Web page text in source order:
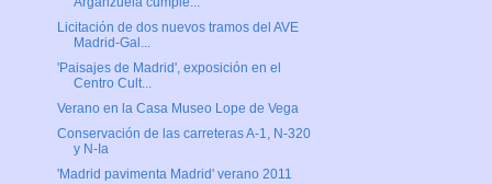
Licitación de dos nuevos tramos del AVE
Madrid-Gal...
'Paisajes de Madrid', exposición en el
Centro Cult...
Verano en la Casa Museo Lope de Vega
Conservación de las carreteras A-1, N-320
y N-Ia
'Madrid pavimenta Madrid' verano 2011